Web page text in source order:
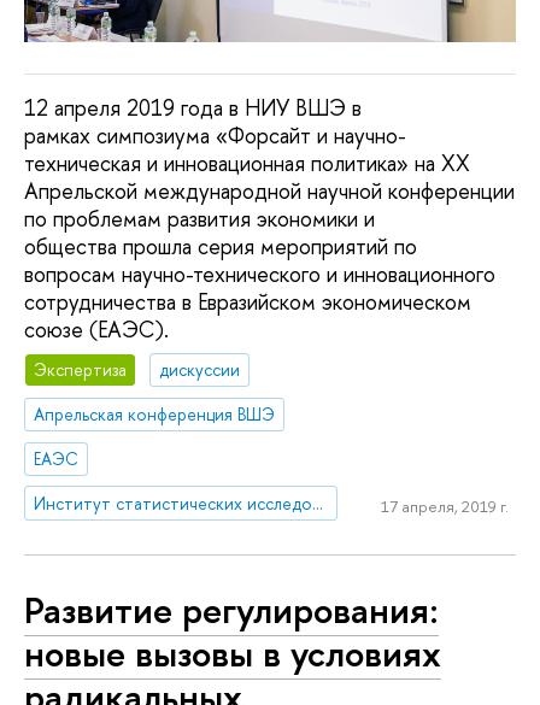
12 апреля 2019 года в НИУ ВШЭ в
рамках симпозиума «Форсайт и научно-
техническая и инновационная политика» на XX
Апрельской международной научной конференции
по проблемам развития экономики и
общества прошла серия мероприятий по
вопросам научно-технического и инновационного
сотрудничества в Евразийском экономическом
союзе (ЕАЭС).
Экспертиза
дискуссии
Апрельская конференция ВШЭ
ЕАЭС
Институт статистических исследований и экономики знаний
17 апреля, 2019 г.
Развитие регулирования:
новые вызовы в условиях